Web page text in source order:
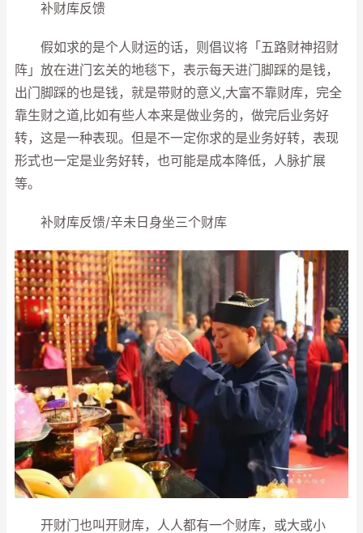
补财库反馈
假如求的是个人财运的话，则倡议将「五路财神招财
阵」放在进门玄关的地毯下，表示每天进门脚踩的是钱，
出门脚踩的也是钱，就是带财的意义,大富不靠财库，完全
靠生财之道,比如有些人本来是做业务的，做完后业务好
转，这是一种表现。但是不一定你求的是业务好转，表现
形式也一定是业务好转，也可能是成本降低，人脉扩展
等。
补财库反馈/辛未日身坐三个财库
开财门也叫开财库，人人都有一个财库，或大或小